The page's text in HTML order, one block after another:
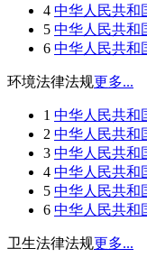
4 中华人民共和
5 中华人民共和
6 中华人民共和
环境法律法规更多...
1 中华人民共和
2 中华人民共和
3 中华人民共和
4 中华人民共和
5 中华人民共和
6 中华人民共和
卫生法律法规更多...